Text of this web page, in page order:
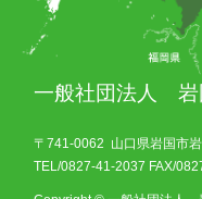
一般社団法人 岩
〒741-0062 山口県岩国市
TEL/0827-41-2037 FAX/